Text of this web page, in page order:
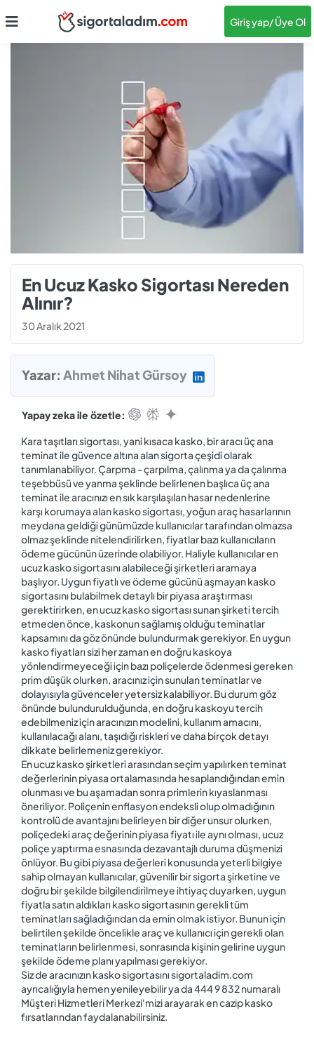
Giriş yap/ Üye Ol
En Ucuz Kasko Sigortası Nereden
Alınır?
30 Aralık 2021
Yazar: Ahmet Nihat Gürsoy
Yapay zeka ile özetle:
Kara taşıtları sigortası, yani kısaca kasko, bir aracı üç ana
teminat ile güvence altına alan sigorta çeşidi olarak
tanımlanabiliyor. Çarpma - çarpılma, çalınma ya da çalınma
teşebbüsü ve yanma şeklinde belirlenen başlıca üç ana
teminat ile aracınızı en sık karşılaşılan hasar nedenlerine
karşı korumaya alan kasko sigortası, yoğun araç hasarlarının
meydana geldiği günümüzde kullanıcılar tarafından olmazsa
olmaz şeklinde nitelendirilirken, fiyatlar bazı kullanıcıların
ödeme gücünün üzerinde olabiliyor. Haliyle kullanıcılar en
ucuz kasko sigortasını alabileceği şirketleri aramaya
başlıyor. Uygun fiyatlı ve ödeme gücünü aşmayan kasko
sigortasını bulabilmek detaylı bir piyasa araştırması
gerektirirken, en ucuz kasko sigortası sunan şirketi tercih
etmeden önce, kaskonun sağlamış olduğu teminatlar
kapsamını da göz önünde bulundurmak gerekiyor. En uygun
kasko fiyatları sizi her zaman en doğru kaskoya
yönlendirmeyeceği için bazı poliçelerde ödenmesi gereken
prim düşük olurken, aracınız için sunulan teminatlar ve
dolayısıyla güvenceler yetersiz kalabiliyor. Bu durum göz
önünde bulundurulduğunda, en doğru kaskoyu tercih
edebilmeniz için aracınızın modelini, kullanım amacını,
kullanılacağı alanı, taşıdığı riskleri ve daha birçok detayı
dikkate belirlemeniz gerekiyor.
En ucuz kasko şirketleri arasından seçim yapılırken teminat
değerlerinin piyasa ortalamasında hesaplandığından emin
olunması ve bu aşamadan sonra primlerin kıyaslanması
öneriliyor. Poliçenin enflasyon endeksli olup olmadığının
kontrolü de avantajını belirleyen bir diğer unsur olurken,
poliçedeki araç değerinin piyasa fiyatı ile aynı olması, ucuz
poliçe yaptırma esnasında dezavantajlı duruma düşmenizi
önlüyor. Bu gibi piyasa değerleri konusunda yeterli bilgiye
sahip olmayan kullanıcılar, güvenilir bir sigorta şirketine ve
doğru bir şekilde bilgilendirilmeye ihtiyaç duyarken, uygun
fiyatla satın aldıkları kasko sigortasının gerekli tüm
teminatları sağladığından da emin olmak istiyor. Bunun için
belirtilen şekilde öncelikle araç ve kullanıcı için gerekli olan
teminatların belirlenmesi, sonrasında kişinin gelirine uygun
şekilde ödeme planı yapılması gerekiyor.
Siz de aracınızın kasko sigortasını sigortaladim.com
ayrıcalığıyla hemen yenileyebilir ya da 444 9 832 numaralı
Müşteri Hizmetleri Merkezi'mizi arayarak en cazip kasko
fırsatlarından faydalanabilirsiniz.